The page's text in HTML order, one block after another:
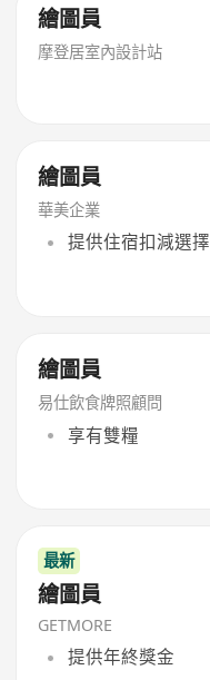
繪圖員
摩登居室內設計站
繪圖員
華美企業
提供住宿扣減選擇
繪圖員
易仕飲食牌照顧問
享有雙糧
最新
繪圖員
GETMORE
提供年終獎金